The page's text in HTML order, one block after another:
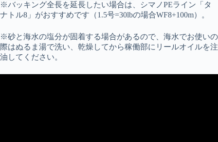
※バッキング全長を延長したい場合は、シマノPEライン「タ
ナトル8」がおすすめです（1.5号=30lbの場合WF8+100m）。
※砂と海水の塩分が固着する場合があるので、海水でお使いの
際はぬるま湯で洗い、乾燥してから稼働部にリールオイルを注
油してください。